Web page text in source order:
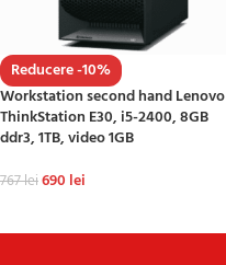
Reducere -10%
Workstation second hand Lenovo
ThinkStation E30, i5-2400, 8GB
ddr3, 1TB, video 1GB
767lei690 lei